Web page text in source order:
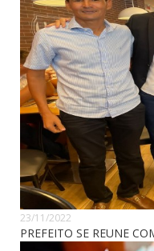
23/11/2022
PREFEITO SE REUNE